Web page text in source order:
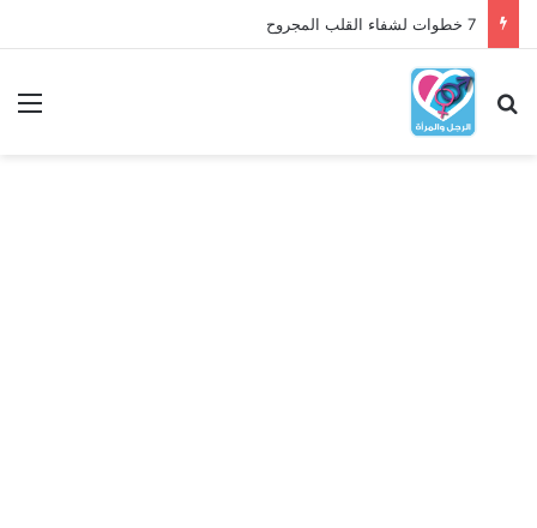
7 خطوات لشفاء القلب المجروح
بحث عن